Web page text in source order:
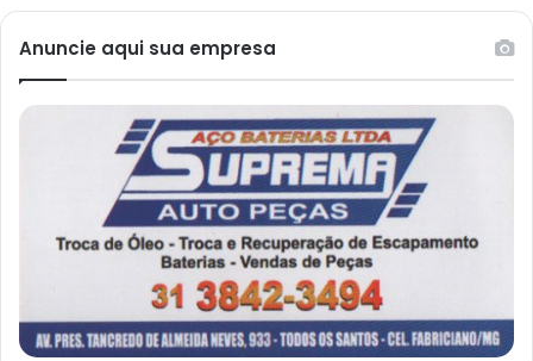
Anuncie aqui sua empresa